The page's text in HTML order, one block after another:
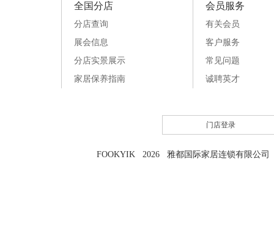
全国分店
分店查询
展会信息
分店实景展示
家居保养指南
会员服务
有关会员
客户服务
常见问题
诚聘英才
门店登录
FOOKYIK 2026 雅都国际家居连锁有限公司